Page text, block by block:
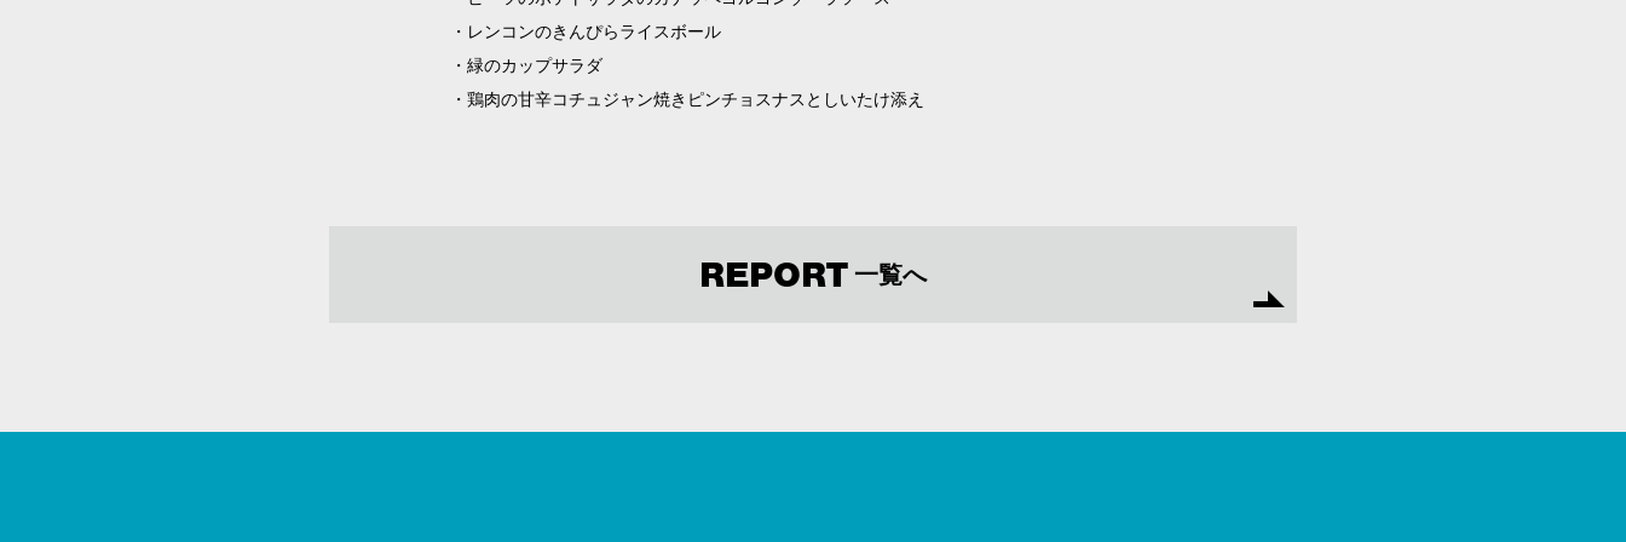
・レンコンのきんぴらライスボール
・緑のカップサラダ
・鶏肉の甘辛コチュジャン焼きピンチョスナスとしいたけ添え
REPORT 一覧へ